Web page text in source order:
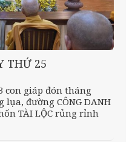
THỨ 25
con giáp đón tháng
đường CÔNG DANH
TÀI LỘC rủng rỉnh